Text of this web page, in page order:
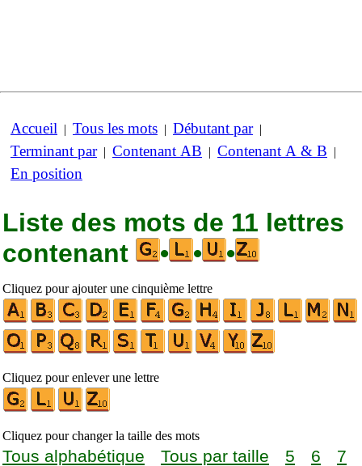
Accueil | Tous les mots | Débutant par|
Terminant par| Contenant AB | Contenant A & B |
En position
Liste des mots de 11 lettres
contenant
• • •
Cliquez pour ajouter une cinquième lettre
Cliquez pour enlever une lettre
Cliquez pour changer la taille des mots
Tous alphabétique Tous par taille 5 6
7